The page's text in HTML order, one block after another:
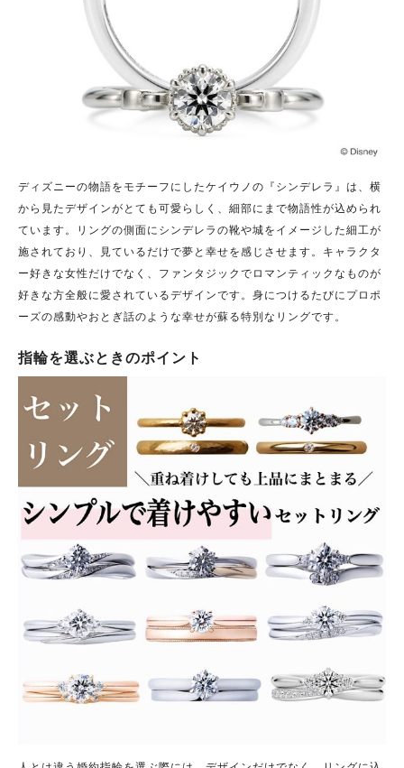
ディズニーの物語をモチーフにしたケイウノの『シンデレラ』は、横
から見たデザインがとても可愛らしく、細部にまで物語性が込められ
ています。リングの側面にシンデレラの靴や城をイメージした細工が
施されており、見ているだけで夢と幸せを感じさせます。キャラクタ
ー好きな女性だけでなく、ファンタジックでロマンティックなものが
好きな方全般に愛されているデザインです。身につけるたびにプロポ
ーズの感動やおとぎ話のような幸せが蘇る特別なリングです。
指輪を選ぶときのポイント